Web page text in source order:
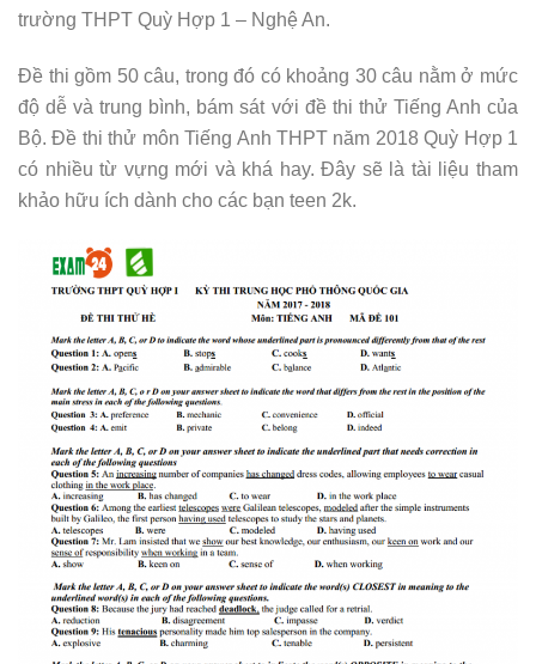
trường THPT Quỳ Hợp 1 – Nghệ An.
Đề thi gồm 50 câu, trong đó có khoảng 30 câu nằm ở mức
độ dễ và trung bình, bám sát với đề thi thử Tiếng Anh của
Bộ. Đề thi thử môn Tiếng Anh THPT năm 2018 Quỳ Hợp 1
có nhiều từ vựng mới và khá hay. Đây sẽ là tài liệu tham
khảo hữu ích dành cho các bạn teen 2k.